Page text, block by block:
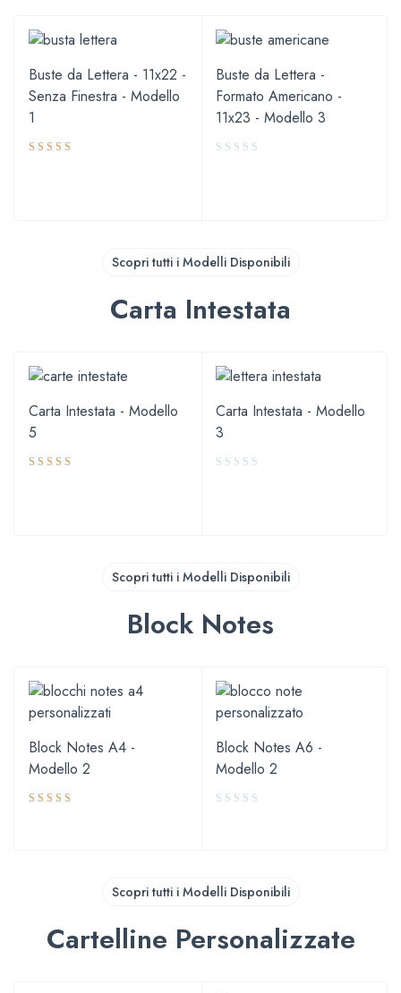
Buste da Lettera - 11x22 -
Senza Finestra - Modello
1
Buste da Lettera -
Formato Americano -
11x23 - Modello 3
Scopri tutti i Modelli Disponibili
Carta Intestata
Carta Intestata - Modello
5
Carta Intestata - Modello
3
Scopri tutti i Modelli Disponibili
Block Notes
Block Notes A4 -
Modello 2
Block Notes A6 -
Modello 2
Scopri tutti i Modelli Disponibili
Cartelline Personalizzate